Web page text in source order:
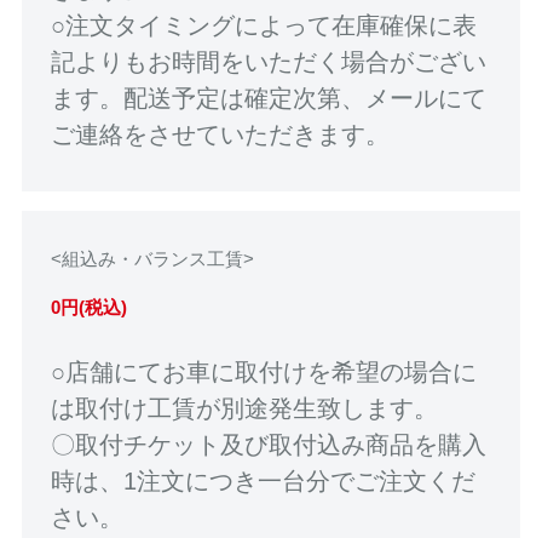
○注文タイミングによって在庫確保に表
記よりもお時間をいただく場合がござい
ます。配送予定は確定次第、メールにて
ご連絡をさせていただきます。
<組込み・バランス工賃>
0円(税込)
○店舗にてお車に取付けを希望の場合に
は取付け工賃が別途発生致します。
〇取付チケット及び取付込み商品を購入
時は、1注文につき一台分でご注文くだ
さい。